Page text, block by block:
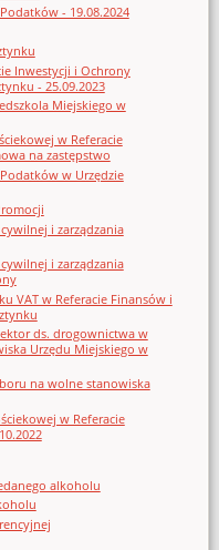
- 19.08.2024
Inwestycji i Ochrony
- 25.09.2023
Miejskiego w
w Referacie
na zastępstwo
w Urzędzie
i zarządzania
i zarządzania
VAT w Referacie Finansów i
ds. drogownictwa w
Urzędu Miejskiego w
na wolne stanowiska
w Referacie
alkoholu